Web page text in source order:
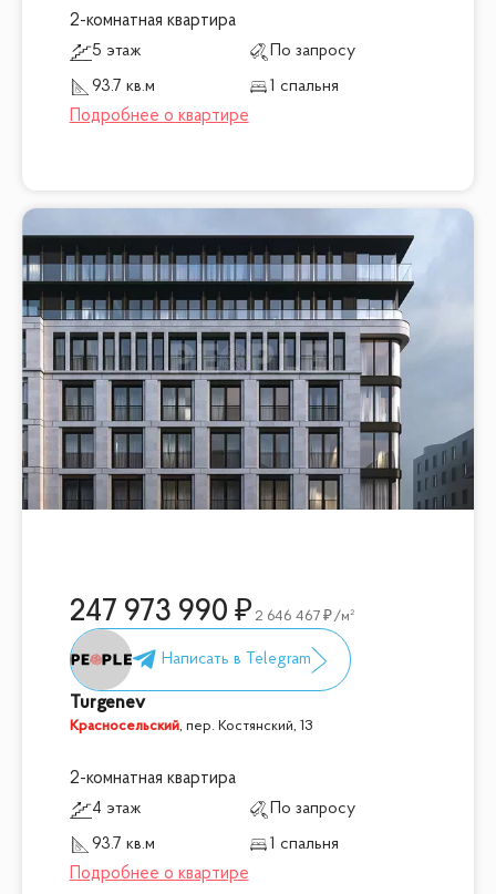
2-комнатная квартира
5 этаж
По запросу
93.7 кв.м
1 спальня
247 973 990 2 646 467 /м²
Turgenev
Красносельский, пер. Костянский, 13
2-комнатная квартира
4 этаж
По запросу
93.7 кв.м
1 спальня